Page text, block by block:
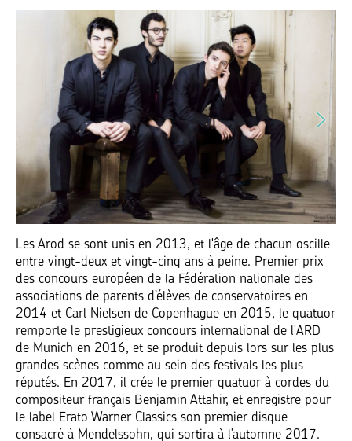
Les Arod se sont unis en 2013, et l'âge de chacun oscille
entre vingt-deux et vingt-cinq ans à peine. Premier prix
des concours européen de la Fédération nationale des
associations de parents d’élèves de conservatoires en
2014 et Carl Nielsen de Copenhague en 2015, le quatuor
remporte le prestigieux concours international de l'ARD
de Munich en 2016, et se produit depuis lors sur les plus
grandes scènes comme au sein des festivals les plus
réputés. En 2017, il crée le premier quatuor à cordes du
compositeur français Benjamin Attahir, et enregistre pour
le label Erato Warner Classics son premier disque
consacré à Mendelssohn, qui sortira à l’automne 2017.